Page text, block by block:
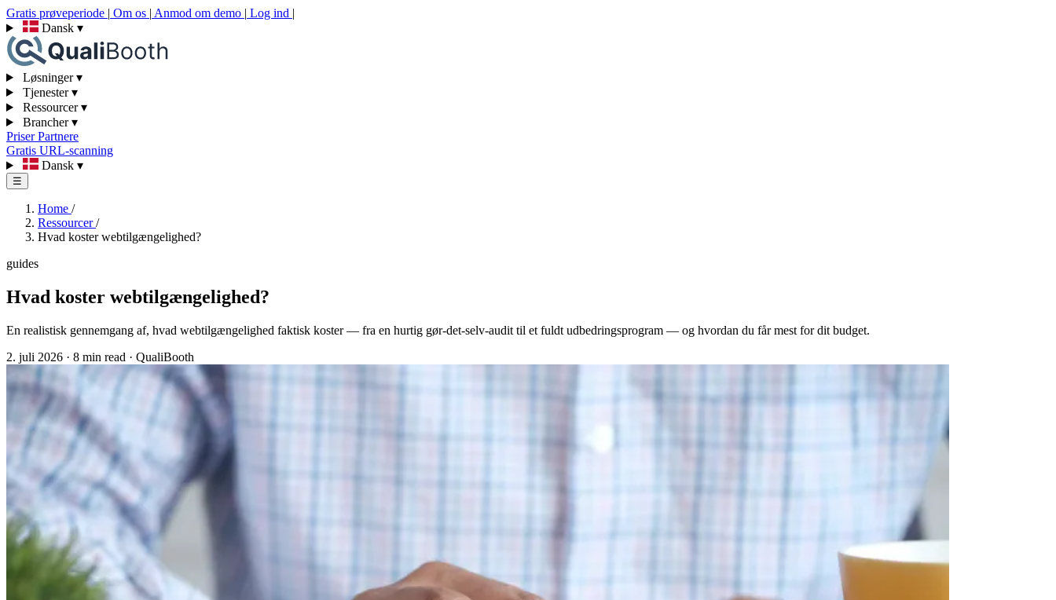
Gratis prøveperiode | Om os | Anmod om demo | Log ind |
Dansk ▾
Løsninger▾
Tjenester▾
Ressourcer▾
Brancher▾
PriserPartnere
Gratis URL-scanning
Dansk ▾
☰
Home /
Ressourcer/
Hvad koster webtilgængelighed?
guides
Hvad koster webtilgængelighed?
En realistisk gennemgang af, hvad webtilgængelighed faktisk koster — fra en hurtig gør-det-selv-audit til et fuldt udbedringsprogram — og hvordan du får mest for dit budget.
2. juli 2026 · 8 min read · QualiBooth